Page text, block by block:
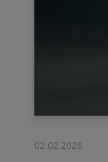
02.02.2026